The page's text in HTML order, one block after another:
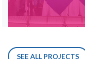
SEE ALL PROJECTS